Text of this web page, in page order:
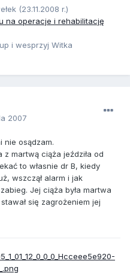
(23.11.2008 r.)
na operacje i rehabilitację
i wesprzyj Witka
2007
nie osądzam.
martwą ciąża jeździła od
to własnie dr B, kiedy
wszczął alarm i jak
Jej ciąża była martwa
się zagrożeniem jej